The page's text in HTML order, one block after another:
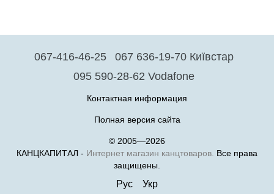
067-416-46-25
067 636-19-70 Київстар
095 590-28-62 Vodafone
Контактная информация
Полная версия сайта
© 2005—2026
КАНЦКАПИТАЛ - Интернет магазин канцтоваров. Все права
защищены.
Рус Укр